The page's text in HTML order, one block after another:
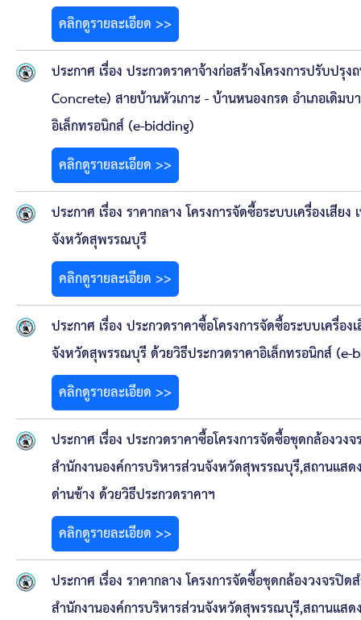
คลิกดูรายละเอียด >>
ประกาศ เรื่อง ประกวดราคาจ้างก่อสร้างโครงการปรับ
Concrete) สายบ้านหัวเกาะ - บ้านหนองกรด อำเภอเดิ
อิเล็กทรอนิกส์ (e-bidding)
คลิกดูรายละเอียด >>
ประกาศ เรื่อง ราคากลาง โครงการจัดซื้อระบบเครื่องเสี
จังหวัดสุพรรณบุรี
คลิกดูรายละเอียด >>
ประกาศ เรื่อง ประกวดราคาซื้อโครงการจัดซื้อระบบเครื่
จังหวัดสุพรรณบุรี ด้วยวิธีประกวดราคาอิเล็กทรอนิกส์ (e-
คลิกดูรายละเอียด >>
ประกาศ เรื่อง ประกวดราคาซื้อโครงการจัดซื้อชุดกล้อง
สำนักงานองค์การบริหารส่วนจังหวัดสุพรรณบุรี,สถานแส
ด่านช้าง ด้วยวิธีประกวดราคาฯ
คลิกดูรายละเอียด >>
ประกาศ เรื่อง ราคากลาง โครงการจัดซื้อชุดกล้องวงจร
สำนักงานองค์การบริหารส่วนจังหวัดสุพรรณบุรี,สถานแส